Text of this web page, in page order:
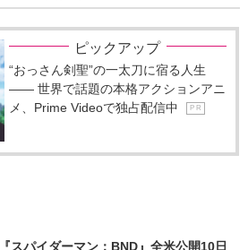
ピックアップ
“おっさん剣聖”の一太刀に宿る人生
―― 世界で話題の本格アクションアニ
メ、Prime Videoで独占配信中
P R
『スパイダーマン：BND』全米公開10日